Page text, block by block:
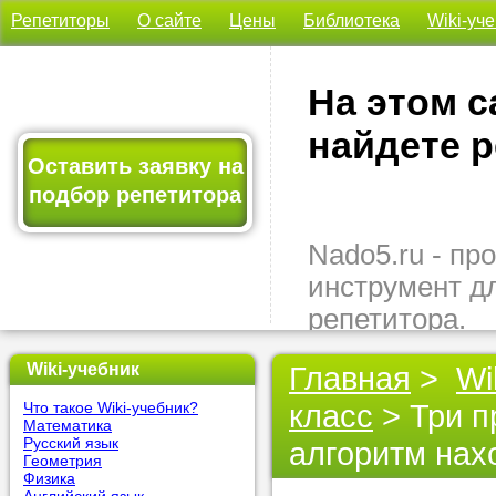
Репетиторы О сайте Цены Библиотека Wiki-
Оставить заявку на
подбор репетитора
На этом
найдете
Nado5.ru -
инструмент
репетитора.
Здесь вы
подходящего
быстро,
бесплатно.
Wiki-учебник
Что такое Wiki-учебник?
Математика
Русский язык
Геометрия
Физика
Главная >
класс > Три
алгоритм